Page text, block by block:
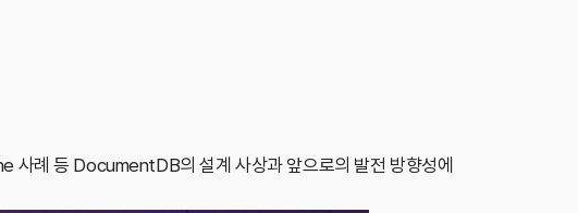
례 등 DocumentDB의 설계 사상과 앞으로의 발전 방향성에